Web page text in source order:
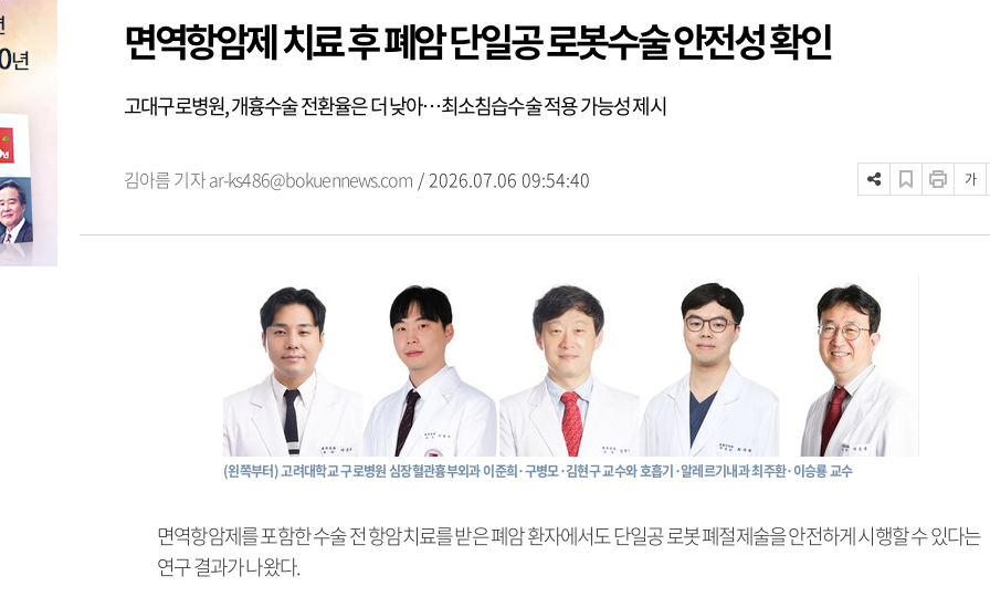
면역항암제 치료 후 폐암 단일공 로봇수술 안전성 확인
고대구로병원, 개흉수술 전환율은 더 낮아…최소침습수술 적용 가능성 제시
김아름 기자ar-ks486@bokuennews.com / 2026.07.06 09:54:40 가
(왼쪽부터) 고려대학교 구로병원 심장혈관흉부외과 이준희·구병모·김현구 교수와 호흡기·알레르기내과 최주환·이승룡 교수
면역항암제를 포함한 수술 전 항암치료를 받은 폐암 환자에서도 단일공 로봇 폐절제술을 안전하게 시행할 수 있다는
연구 결과가 나왔다.